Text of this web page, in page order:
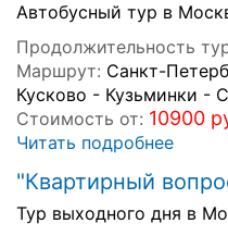
Автобусный тур в
Продолжительность
Маршрут: Санкт-
Кусково - Кузьминки -
Стоимость от: 10900
Читать подробнее
"Квартирный
Тур выходного дня в